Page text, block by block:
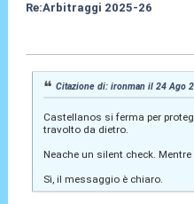
Re:Arbitraggi 2025-26
Citazione di: ironman il 24 Ago
Castellanos si ferma per
travolto da dietro.
Neache un silent check.
Sì, il messaggio è chiaro.